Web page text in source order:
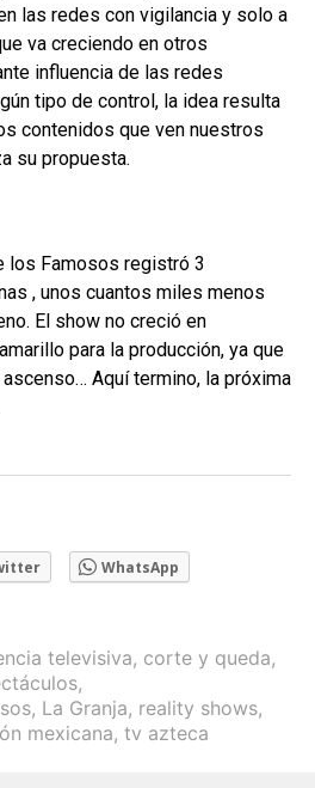
las redes con vigilancia y solo a
va creciendo en otros
influencia de las redes
tipo de control, la idea resulta
contenidos que ven nuestros
su propuesta.
los Famosos registró 3
, unos cuantos miles menos
El show no creció en
para la producción, ya que
Aquí termino, la próxima
WhatsApp
televisiva, corte y queda,
,
, La Granja, reality shows,
mexicana, tv azteca